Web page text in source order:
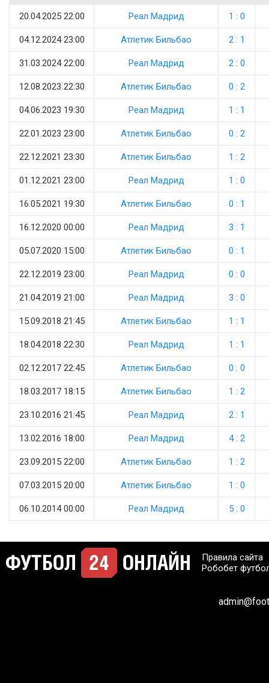
20.04.2025 22:00 Реал Мадрид 1 : 0
04.12.2024 23:00 Атлетик Бильбао 2 : 1
31.03.2024 22:00 Реал Мадрид 2 : 0
12.08.2023 22:30 Атлетик Бильбао 0 : 2
04.06.2023 19:30 Реал Мадрид 1 : 1
22.01.2023 23:00 Атлетик Бильбао 0 : 2
22.12.2021 23:30 Атлетик Бильбао 1 : 2
01.12.2021 23:00 Реал Мадрид 1 : 0
16.05.2021 19:30 Атлетик Бильбао 0 : 1
16.12.2020 00:00 Реал Мадрид 3 : 1
05.07.2020 15:00 Атлетик Бильбао 0 : 1
22.12.2019 23:00 Реал Мадрид 0 : 0
21.04.2019 21:00 Реал Мадрид 3 : 0
15.09.2018 21:45 Атлетик Бильбао 1 : 1
18.04.2018 22:30 Реал Мадрид 1 : 1
02.12.2017 22:45 Атлетик Бильбао 0 : 0
18.03.2017 18:15 Атлетик Бильбао 1 : 2
23.10.2016 21:45 Реал Мадрид 2 : 1
13.02.2016 18:00 Реал Мадрид 4 : 2
23.09.2015 22:00 Атлетик Бильбао 1 : 2
07.03.2015 20:00 Атлетик Бильбао 1 : 0
06.10.2014 00:00 Реал Мадрид 5 : 0
Правила сайта
Робобет